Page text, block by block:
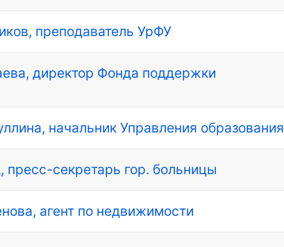
преподаватель УрФУ
директор Фонда поддержки
начальник Управления образования
пресс-секретарь гор. больницы
агент по недвижимости